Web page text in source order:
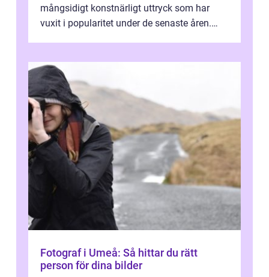
mångsidigt konstnärligt uttryck som har
vuxit i popularitet under de senaste åren.
Fotograf i Umeå: Så hittar du rätt
person för dina bilder